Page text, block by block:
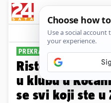
PREKRASNA GESTA
Ristovski se
u klubu u
se svi koji ste u